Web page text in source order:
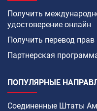
Получить
удостоверение онлайн
Получить перевод прав
Партнерская
ПОПУЛЯРНЫЕ
Соединенные Штаты